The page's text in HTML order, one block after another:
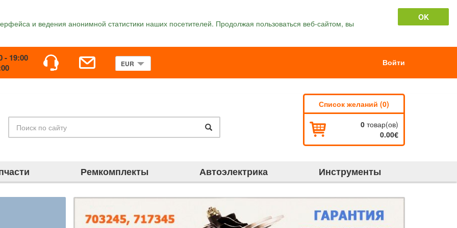
OK
и ведения анонимной статистики наших посетителей. Продолжая пользоваться веб-сайтом, вы
- 19:00
Войти
Список желаний (0)
0 товар(ов)
0.00€
Ремкомплекты Автоэлектрика Инструменты